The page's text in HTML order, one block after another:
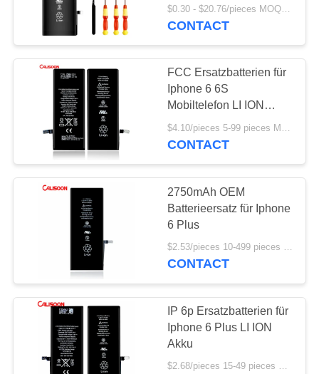
Interne Batterie für
Iphone
Abnehmbare
Handybatterie
Ersatz der Batterie
für Iphone X
25
Xr Xs 11 12 Pro
CONTACT
FCC Ersatzbatterien für
Iphone 6 6S
Mobiltelefon LI ION
Batterie
$4.10/pieces 5-99 pieces MOQ:5 Stücke
CONTACT
2750mAh OEM
Batterieersatz für Iphone
6 Plus
$2.53/pieces 10-499 pieces MOQ:10 Stück
CONTACT
IP 6p Ersatzbatterien für
Iphone 6 Plus LI ION
Akku
$2.68/pieces 15-49 pieces MOQ:15 Stücke